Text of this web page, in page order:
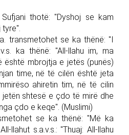
thotë: "Dyshoj se kam
trans­me­tohet se ka thënë: "I
ka thënë: "All-llahu im, ma
është mbrojtja e jetës (punës)
time, në të cilën është jeta
ahiretin tim, në të cilin
jetën shtesë e çdo të mirë dhe
çdo e keqe". (Muslimi)
se ka thënë: "Më ka
llahut s.a.v.s.: "Thuaj: All-llahu